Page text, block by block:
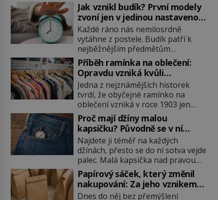
Jak vznikl budík? První modely
zvoní jen v jedinou nastavenou
hodinu
Každé ráno nás nemilosrdně
vytáhne z postele. Budík patří k
nejběžnějším předmětům
domácnosti, jeho cesta k dnešní
podobě je ale překvapivě dlouhá.
První lidé se probouzejí podle
slunce, kohoutů nebo kostelních
zvonů. Když se konečně objeví
první skutečný mechanický budík,
má jednu zásadní nevýhodu,
zazvoní pouze ve čtyři hodiny ráno
a jiný čas nastavit neumí. […]
Příběh ramínka na oblečení:
Opravdu vzniká kvůli
zapomenutému kabátu?
Jedna z nejznámějších historek
tvrdí, že obyčejné ramínko na
oblečení vzniká v roce 1903 jen
proto, že zaměstnanec americké
továrny nenajde volný věšák na
kabát. Je to ale skutečně pravda?
Historici upozorňují, že příběh je
zčásti legendou. Moderní drátěné
ramínko skutečně vzniká na
začátku 20. století, jeho kořeny
však sahají mnohem hlouběji a
podílí se […]
Proč mají džíny malou
kapsičku? Původně se v ní
schovávají kapesní hodinky, ne
mince
Najdete ji téměř na každých
džínách, přesto se do ní sotva vejde
palec. Malá kapsička nad pravou
přední kapsou budí zvědavost už
celé generace. Někdo do ní
schovává mince, jiný zapalovač
Papírový sáček, který změnil
nakupování: Za jeho vznikem
stojí odvážná žena i soudní
Dnes do něj bez přemýšlení